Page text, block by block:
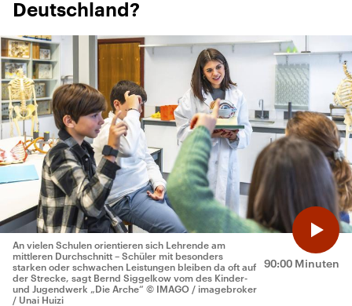
Deutschland?
90:00 Minuten
An vielen Schulen orientieren sich Lehrende am
mittleren Durchschnitt – Schüler mit besonders
starken oder schwachen Leistungen bleiben da oft auf
der Strecke, sagt Bernd Siggelkow vom des Kinder-
und Jugendwerk „Die Arche“ © IMAGO / imagebroker
/ Unai Huizi